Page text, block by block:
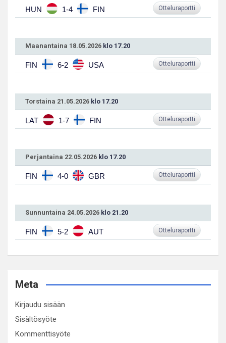
HUN 1-4 FIN Otteluraportti
Maanantaina 18.05.2026 klo 17.20
FIN 6-2 USA Otteluraportti
Torstaina 21.05.2026 klo 17.20
LAT 1-7 FIN Otteluraportti
Perjantaina 22.05.2026 klo 17.20
FIN 4-0 GBR Otteluraportti
Sunnuntaina 24.05.2026 klo 21.20
FIN 5-2 AUT Otteluraportti
Meta
Kirjaudu sisään
Sisältösyöte
Kommenttisyöte